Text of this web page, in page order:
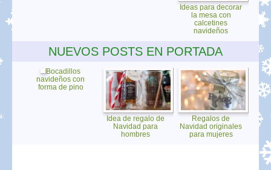
Ideas para decorar
la mesa con
calcetines
navideños
NUEVOS POSTS EN PORTADA
Bocadillos
navideños con
forma de pino
Idea de regalo de
Navidad para
hombres
Regalos de
Navidad originales
para mujeres